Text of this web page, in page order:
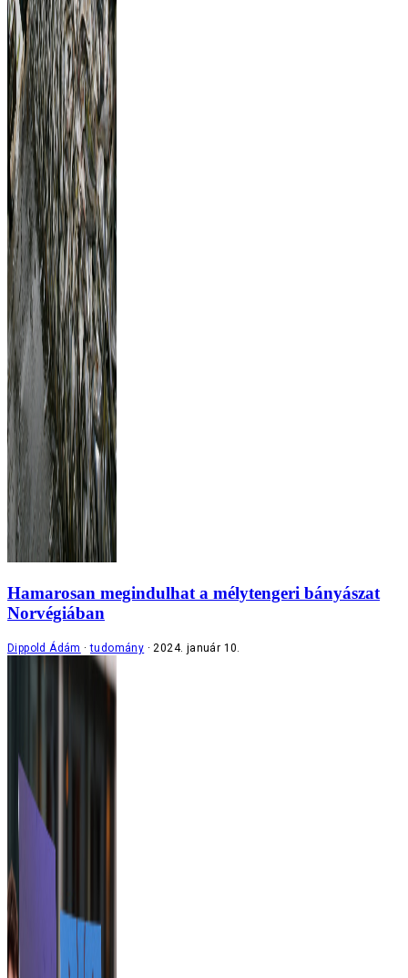
Hamarosan megindulhat a mélytengeri bányászat
Norvégiában
Dippold Ádám tudomány 2024. január 10.